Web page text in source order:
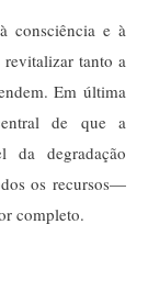
consciência e à
revitalizar tanto a
Em última
de que a
da degradação
os recursos—
completo.